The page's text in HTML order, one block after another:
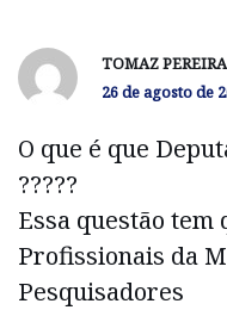
TOMAZ
26 de agosto de
O que é que
?????
Essa questão
Profissionais da
Pesquisadores